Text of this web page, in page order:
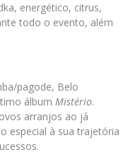
energético, citrus,
todo o evento, além
pagode, Belo
álbum Mistério.
arranjos ao já
especial à sua trajetória